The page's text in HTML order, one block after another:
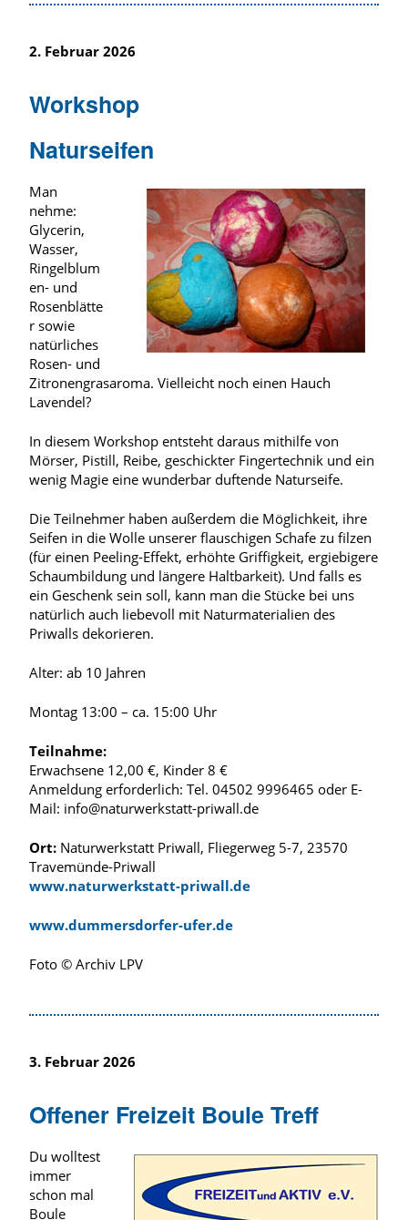
2. Februar 2026
Workshop
Naturseifen
Man
nehme:
Glycerin,
Wasser,
Ringelblum
en- und
Rosenblätte
r sowie
natürliches
Rosen- und
Zitronengrasaroma. Vielleicht noch einen Hauch
Lavendel?
In diesem Workshop entsteht daraus mithilfe von
Mörser, Pistill, Reibe, geschickter Fingertechnik und ein
wenig Magie eine wunderbar duftende Naturseife.
Die Teilnehmer haben außerdem die Möglichkeit, ihre
Seifen in die Wolle unserer flauschigen Schafe zu filzen
(für einen Peeling-Effekt, erhöhte Griffigkeit, ergiebigere
Schaumbildung und längere Haltbarkeit). Und falls es
ein Geschenk sein soll, kann man die Stücke bei uns
natürlich auch liebevoll mit Naturmaterialien des
Priwalls dekorieren.
Alter: ab 10 Jahren
Montag 13:00 – ca. 15:00 Uhr
Teilnahme:
Erwachsene 12,00 €, Kinder 8 €
Anmeldung erforderlich: Tel. 04502 9996465 oder E-
Mail: info@naturwerkstatt-priwall.de
Ort: Naturwerkstatt Priwall, Fliegerweg 5-7, 23570
Travemünde-Priwall
www.naturwerkstatt-priwall.de
www.dummersdorfer-ufer.de
Foto © Archiv LPV
3. Februar 2026
Offener Freizeit Boule Treff
Du wolltest
immer
schon mal
Boule